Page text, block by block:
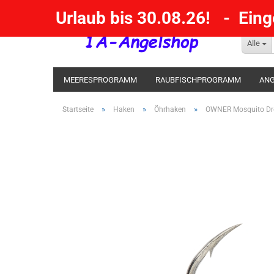
Alle
Urlaub bis 30.08.26! -
MEERESPROGRAMM RAUBFISCHPROGRAMM
KESCHER / SENKE / GAFF POSEN SBIRULINOS
Startseite » Haken » Öhrhaken » OWNER Mosquito